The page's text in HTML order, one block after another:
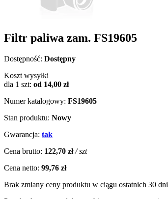
Filtr paliwa zam. FS19605
Dostępność: Dostępny
Koszt wysyłki
dla 1 szt: od 14,00 zł
Numer katalogowy: FS19605
Stan produktu: Nowy
Gwarancja: tak
Cena brutto: 122,70 zł / szt
Cena netto: 99,76 zł
Brak zmiany ceny produktu w ciągu ostatnich 30 dni